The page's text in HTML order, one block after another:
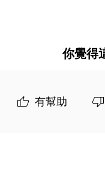
你覺得
有幫助